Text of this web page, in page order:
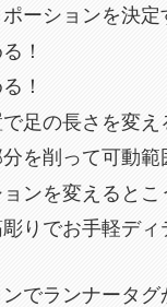
ーションを決定
！
！
足の長さを変え
を削って可動範
ンを変えるとこ
りでお手軽ディ
でランナータグ